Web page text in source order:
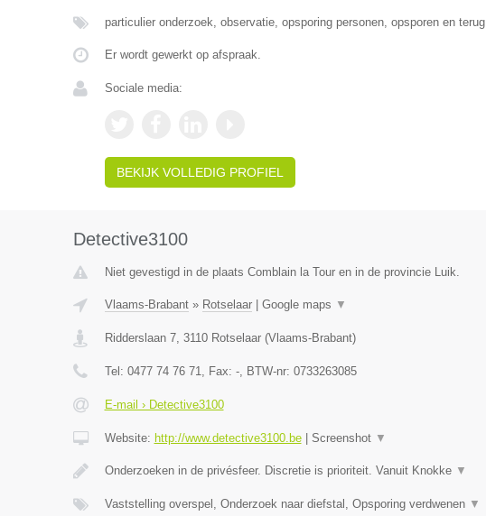
particulier onderzoek, observatie, opsporing personen, opsporen en terug
Er wordt gewerkt op afspraak.
Sociale media:
BEKIJK VOLLEDIG PROFIEL
Detective3100
Niet gevestigd in de plaats Comblain la Tour en in de provincie Luik.
Vlaams-Brabant» Rotselaar| Google maps ▼
Ridderslaan 7, 3110 Rotselaar(Vlaams-Brabant)
Tel: 0477 74 76 71, Fax: -, BTW-nr: 0733263085
E-mail › Detective3100
Website: http://www.detective3100.be| Screenshot ▼
Onderzoeken in de privésfeer. Discretie is prioriteit. Vanuit Knokke ▼
Vaststelling overspel, Onderzoek naar diefstal, Opsporing verdwenen ▼